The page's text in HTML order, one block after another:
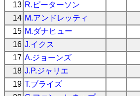
13 R.ピーターソン
14 M.アンドレッティ
15 M.ダナヒュー
16 J.イクス
17 A.ジョーンズ
18 J.P.ジャリエ
19 T.ブライズ